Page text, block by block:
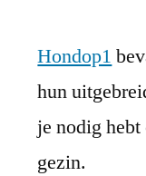
Hondop1
hun
je nodig
gezin.